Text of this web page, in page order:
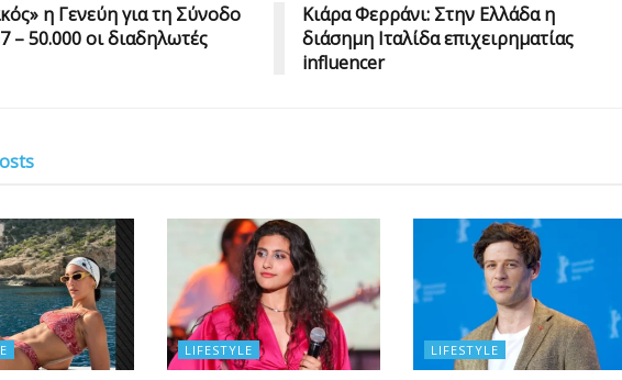
η Γενεύη για τη Σύνοδο
– 50.000 οι διαδηλωτές
Κιάρα Φερράνι: Στην Ελλάδα η
διάσημη Ιταλίδα επιχειρηματίας
influencer
LIFESTYLE LIFESTYLE